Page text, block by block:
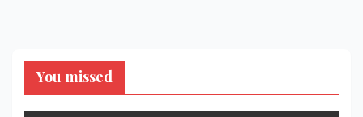
You missed